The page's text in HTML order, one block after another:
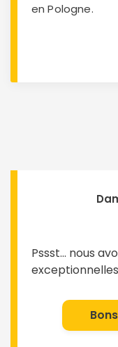
en Pologne.
Pssst... nous